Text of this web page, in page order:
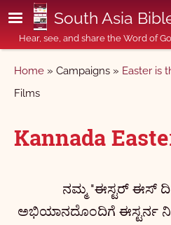
Skip to main content
South Asia
Hear, see, and share the Word of
Breadcrumb
Home Campaigns Easter is
Films
Kannada
ನಮ್ಮ "ಈಸ್ಟರ್ ಈಸ್
ಅಭಿಯಾನದೊಂದಿಗೆ ಈಸ್ಟರ್ನ